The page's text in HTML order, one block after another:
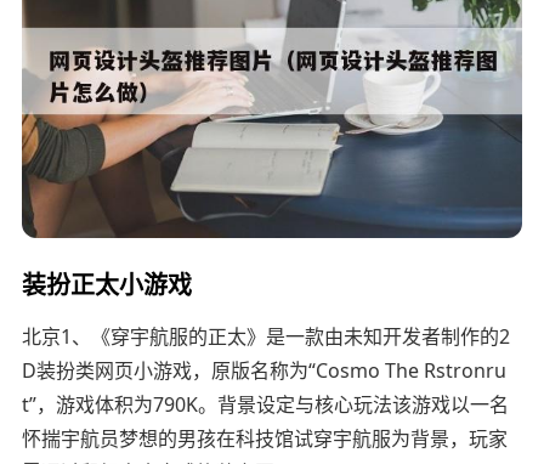
装扮正太小游戏
北京1、《穿宇航服的正太》是一款由未知开发者制作的2
D装扮类网页小游戏，原版名称为“Cosmo The Rstronru
t”，游戏体积为790K。背景设定与核心玩法该游戏以一名
怀揣宇航员梦想的男孩在科技馆试穿宇航服为背景，玩家